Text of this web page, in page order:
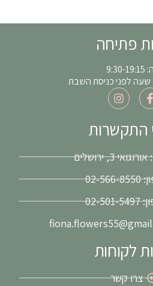
פתיחה
F
a
c
e
b
o
-
I
n
s
t
a
r
m
התקשרות
3, ירושלים
8550
5497
לקוחות
צרו קשר